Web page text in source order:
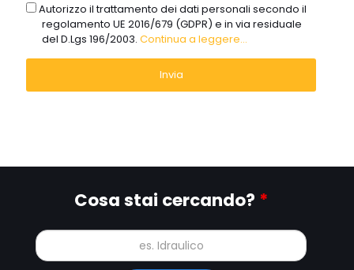
gdprAutorizzo il trattamento dei dati personali secondo il
regolamento UE 2016/679 (GDPR) e in via residuale
del D.Lgs 196/2003. Continua a leggere...
Cosa stai cercando? *